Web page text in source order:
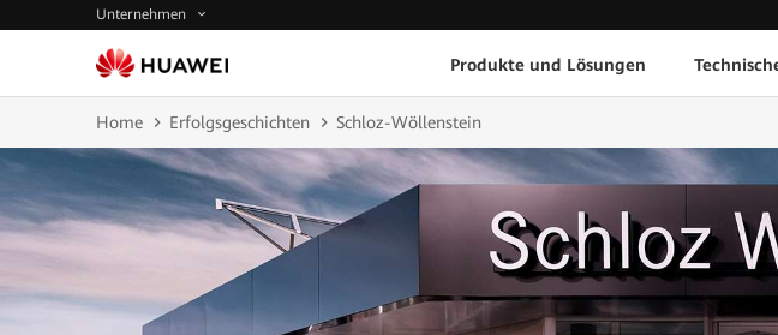
Unternehmen
Produkte und Lösungen
Home Erfolgsgeschichten Schloz-Wöllenstein